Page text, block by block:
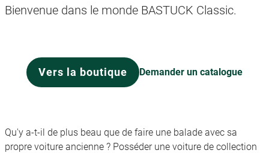
Bienvenue dans le monde BASTUCK Classic.
Vers la boutique Demander un catalogue
Qu'y a-t-il de plus beau que de faire une balade avec sa
propre voiture ancienne ? Posséder une voiture de collection